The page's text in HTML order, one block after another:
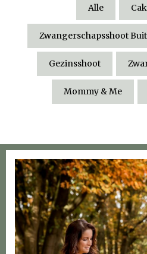
Alle
Zwangerschapsshoot
Gezinsshoot
Mommy & Me